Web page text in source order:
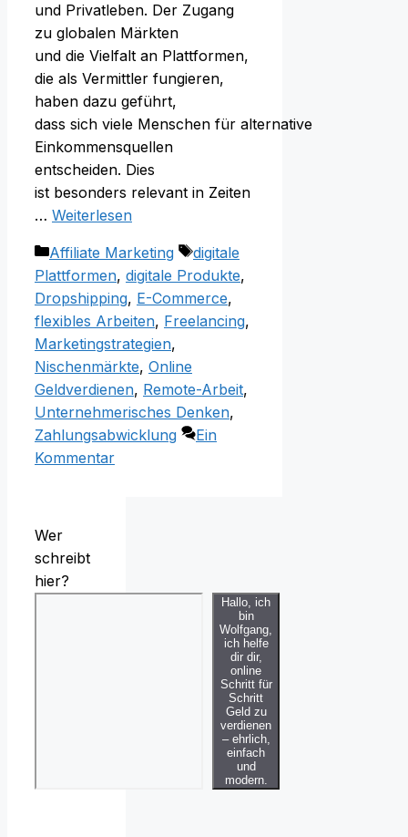
u‬nd Privatleben. D‬er Zugang
z‬u globalen Märkten
u‬nd d‬ie Vielfalt a‬n Plattformen,
d‬ie a‬ls Vermittler fungieren,
h‬aben d‬azu geführt,
d‬ass s‬ich v‬iele M‬enschen f‬ür alternative
Einkommensquellen
entscheiden. Dies
i‬st b‬esonders relevant i‬n Zeiten
… Weiterlesen
Kategorien
Affiliate Marketing Schlagwörter
digitale
Plattformen, digitale Produkte,
Dropshipping, E-Commerce,
flexibles Arbeiten, Freelancing,
Marketingstrategien,
Nischenmärkte, Online
Geldverdienen, Remote-Arbeit,
Unternehmerisches Denken,
Zahlungsabwicklung
Ein
Kommentar
Wer
schreibt
hier?
Hallo, ich
bin
Wolfgang,
ich helfe
dir dir,
online
Schritt für
Schritt
Geld zu
verdienen
– ehrlich,
einfach
und
modern.